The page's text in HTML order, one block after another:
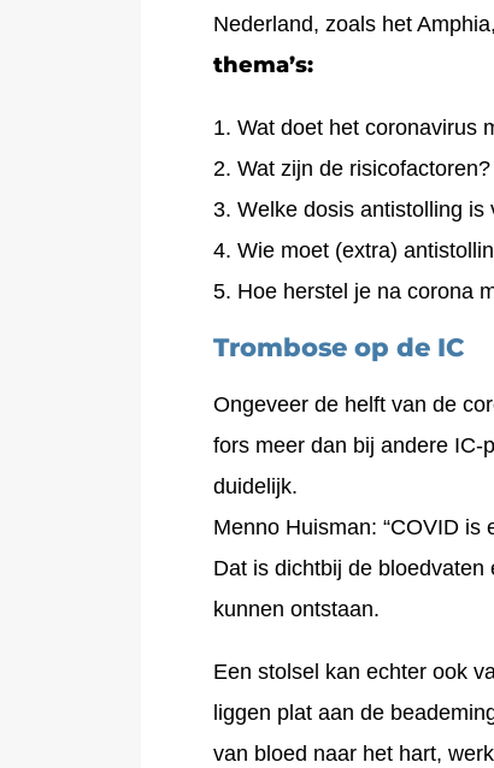
Nederland, zoals het
thema’s:
Wat doet het coronavirus
Wat zijn de risicofactoren?
Welke dosis antistolling is
Wie moet (extra)
Hoe herstel je na corona
Trombose op de IC
Ongeveer de helft van de
fors meer dan bij andere IC-
duidelijk.
Menno Huisman: “COVID
Dat is dichtbij de bloedvaten
kunnen ontstaan.
Een stolsel kan echter ook
liggen plat aan de
van bloed naar het hart,